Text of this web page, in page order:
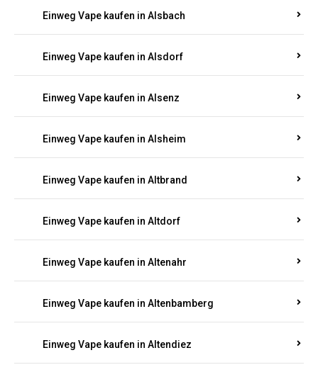
Einweg Vape kaufen in Alsbach
Einweg Vape kaufen in Alsdorf
Einweg Vape kaufen in Alsenz
Einweg Vape kaufen in Alsheim
Einweg Vape kaufen in Altbrand
Einweg Vape kaufen in Altdorf
Einweg Vape kaufen in Altenahr
Einweg Vape kaufen in Altenbamberg
Einweg Vape kaufen in Altendiez